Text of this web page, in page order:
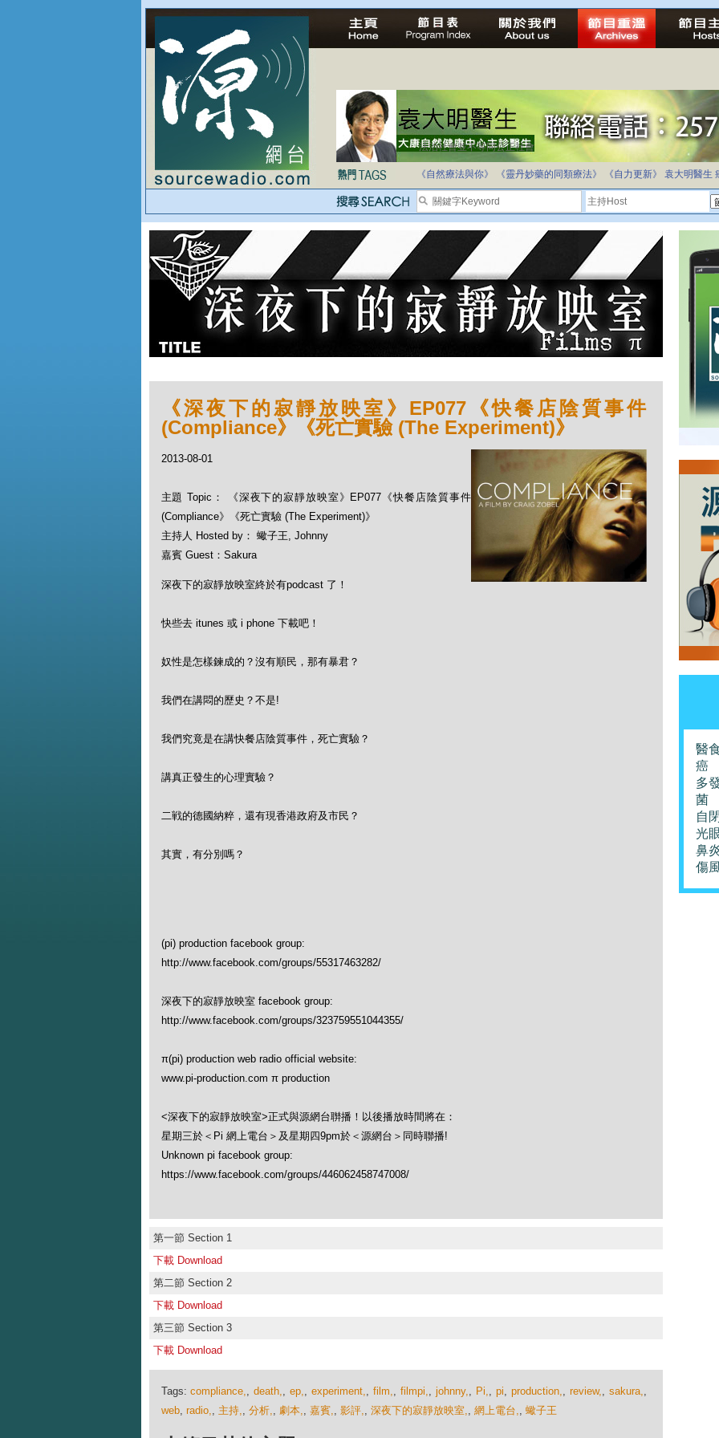
法治社會並不等同公正社會
自家教育合法化-推動多元化教育，全民學卷制
《自然療法與你》
《靈丹妙藥的同類療法》 《自力更新》 袁大明醫生
《深夜下的寂靜放映室》EP077《快餐店陰質事件
(Compliance》《死亡實驗 (The Experiment)》
2013-08-01
主題 Topic： 《深夜下的寂靜放映室》EP077《快餐店陰質事件
(Compliance》《死亡實驗 (The Experiment)》
主持人 Hosted by： 蠍子王, Johnny
嘉賓 Guest：Sakura
深夜下的寂靜放映室終於有podcast 了！
快些去 itunes 或 i phone 下載吧！
奴性是怎樣鍊成的？沒有順民，那有暴君？
我們在講悶的歷史？不是!
我們究竟是在講快餐店陰質事件，死亡實驗？
講真正發生的心理實驗？
二戦的德國納粹，還有現香港政府及市民？
其實，有分別嗎？
(pi) production facebook group:
http://www.facebook.com/groups/55317463282/
深夜下的寂靜放映室 facebook group:
http://www.facebook.com/groups/323759551044355/
π(pi) production web radio official website:
www.pi-production.com π production
<深夜下的寂靜放映室>正式與源網台聨播！以後播放時間將在：
星期三於＜Pi 網上電台＞及星期四9pm於＜源網台＞同時聯播!
Unknown pi facebook group:
https://www.facebook.com/groups/446062458747008/
第一節 Section 1
下載 Download
第二節 Section 2
下載 Download
第三節 Section 3
下載 Download
Tags:compliance,,death,,ep,,experiment,,film,,filmpi,, johnny,, Pi,, pi, production,, review,, sakura,,
web, radio,, 主持,, 分析,, 劇本,, 嘉賓,, 影評,, 深夜下的寂靜放映室,, 網上電台,, 蠍子王
醫
癌
多
菌
自
光
鼻
傷